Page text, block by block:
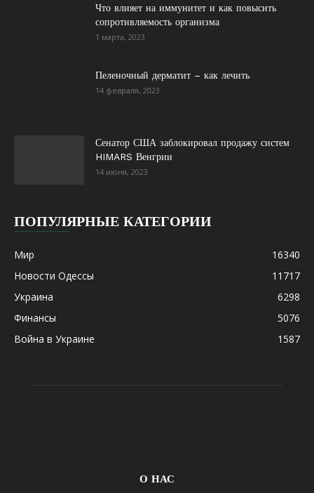
Что влияет на иммунитет и как повысить
сопротивляемость организма
1 марта, 2023
Пеленочный дерматит – как лечить
14 февраля, 2023
Сенатор США заблокировал продажу систем
HIMARS Венгрии
14 июня, 2023
ПОПУЛЯРНЫЕ КАТЕГОРИИ
Мир
16340
Новости Одессы
11717
Украина
6298
Финансы
5076
Война в Украине
1587
О НАС